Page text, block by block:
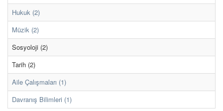
Hukuk (2)
Müzik (2)
Sosyoloji (2)
Tarih (2)
Aile Çalışmaları (1)
Davranış Bilimleri (1)